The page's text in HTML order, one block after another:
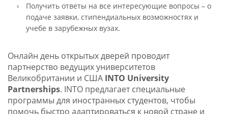
Получить ответы на все интересующие вопросы – о
подаче заявки, стипендиальных возможностях и
учебе в зарубежных вузах.
Онлайн день открытых дверей проводит
партнерство ведущих университетов
Великобритании и США INTO University
Partnerships. INTO предлагает специальные
программы для иностранных студентов, чтобы
помочь быстро адаптироваться к новой стране и